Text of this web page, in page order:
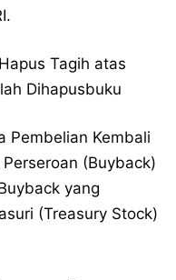
Tagih atas
Dihapusbuku
Kembali
(Buyback)
yang
(Treasury Stock)